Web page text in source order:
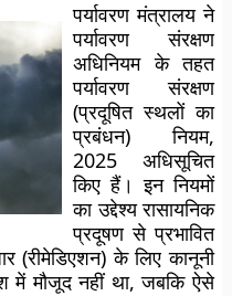
पर्यावरण मंत्रालय ने
पर्यावरण संरक्षण
अधिनियमके तहत
पर्यावरण संरक्षण
(प्रदूषित स्थलों का
प्रबंधन) नियम,
2025 अधिसूचित
किए हैं। इन नियमों
का उद्देश्य रासायनिक
प्रदूषण से प्रभावित
के लिए कानूनी
में मौजूद नहीं था, जबकि ऐसे